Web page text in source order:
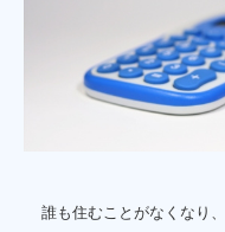
誰も住むことがなくなり